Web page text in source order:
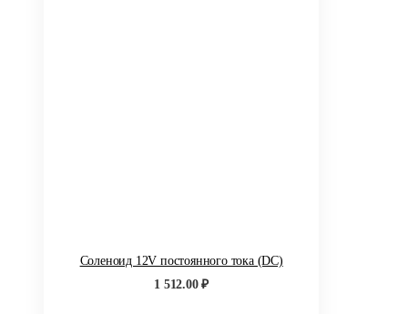
Соленоид 12V постоянного тока (DC)
1 512.00₽